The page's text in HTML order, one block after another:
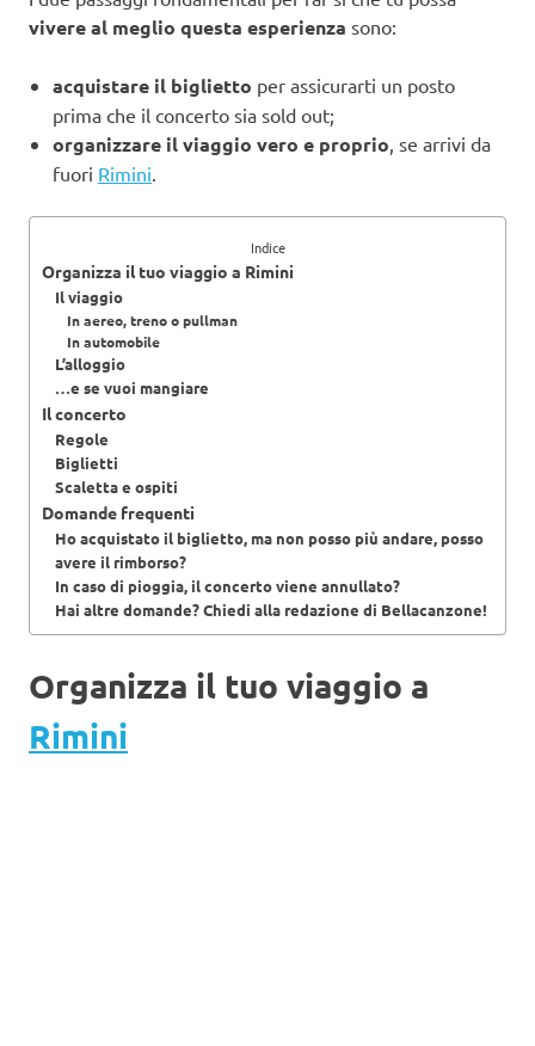
vivere al meglio questa esperienza sono:
acquistare il biglietto per assicurarti un posto
prima che il concerto sia sold out;
organizzare il viaggio vero e proprio , se arrivi da
fuori Rimini
Indice
Organizza il tuo viaggio a Rimini
Il viaggio
In aereo, treno o pullman
In automobile
L’alloggio
…e se vuoi mangiare
Il concerto
Regole
Biglietti
Scaletta e ospiti
Domande frequenti
Ho acquistato il biglietto, ma non posso più andare, posso
avere il rimborso?
In caso di pioggia, il concerto viene annullato?
Hai altre domande? Chiedi alla redazione di Bellacanzone!
Organizza il tuo viaggio a
Rimini